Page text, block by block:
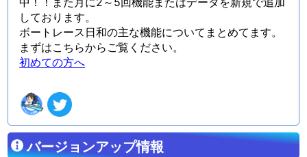
しております。
ボートレース日和の主な機能についてまとめてます。
まずはこちらからご覧ください。
初めての方へ
バージョンアップ情報